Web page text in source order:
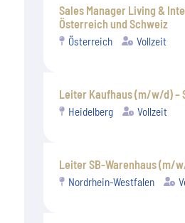
Sales Manager Living &
Österreich und Schweiz
Österreich Vollzeit
Leiter Kaufhaus (m/w/d) –
Heidelberg Vollzeit
Leiter SB-Warenhaus (m/
Nordrhein-Westfalen